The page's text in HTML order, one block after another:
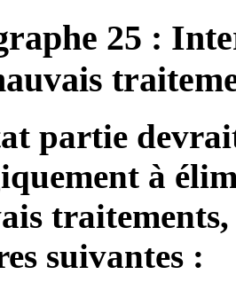
25 :
partie
à
suivantes :